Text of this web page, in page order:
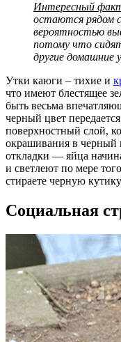
Интересный
остаются рядом
вероятностью
потому что
другие домашние
Утки каюги – тихие и
что имеют блестящее
быть весьма
черный цвет
поверхностный слой,
окрашивания в черный
откладки — яйца
и светлеют по мере
стираете черную
Социальная